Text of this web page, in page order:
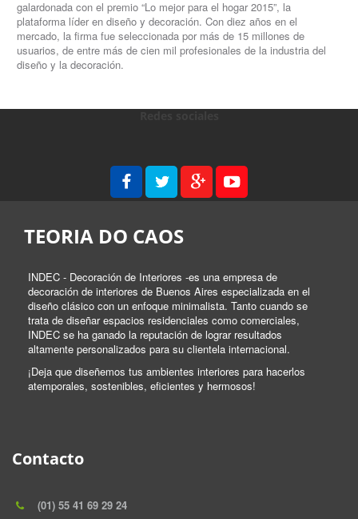
galardonada con el premio “Lo mejor para el hogar 2015”, la
plataforma líder en diseño y decoración. Con diez años en el
mercado, la firma fue seleccionada por más de 15 millones de
usuarios, de entre más de cien mil profesionales de la industria del
diseño y la decoración.
TEORIA DO CAOS
INDEC - Decoración de Interiores -es una empresa de
decoración de interiores de Buenos Aires especializada en el
diseño clásico con un enfoque minimalista. Tanto cuando se
trata de diseñar espacios residenciales como comerciales,
INDEC se ha ganado la reputación de lograr resultados
altamente personalizados para su clientela internacional.
¡Deja que diseñemos tus ambientes interiores para hacerlos
atemporales, sostenibles, eficientes y hermosos!
Contacto
(01) 55 41 69 29 24